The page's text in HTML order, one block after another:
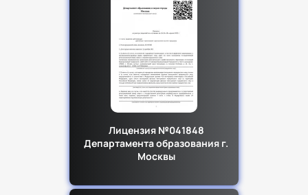
Лицензия №041848
Департамента образования г.
Москвы